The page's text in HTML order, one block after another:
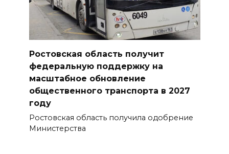
Ростовская область получит
федеральную поддержку на
масштабное обновление
общественного транспорта в 2027
году
Ростовская область получила одобрение
Министерства